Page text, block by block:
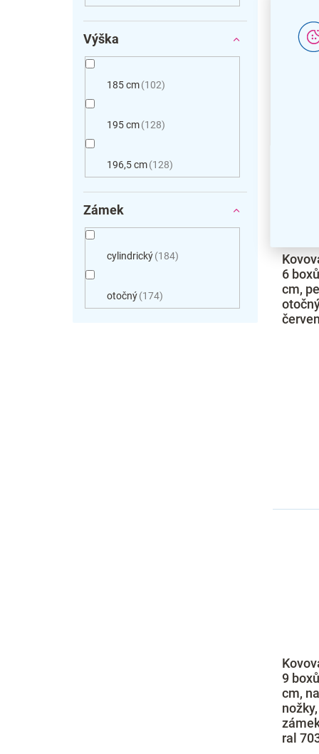
Výška
185 cm 102
195 cm 128
196,5 cm 128
Zámek
cylindrický 184
otočný 174
6
cm,
9
cm,
ral